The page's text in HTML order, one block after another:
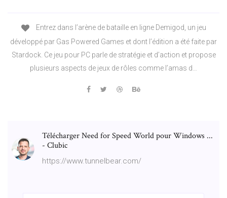
Entrez dans l’arène de bataille en ligne Demigod, un jeu
développé par Gas Powered Games et dont l’édition a été faite par
Stardock. Ce jeu pour PC parle de stratégie et d’action et propose
plusieurs aspects de jeux de rôles comme l’amas d…
Télécharger Need for Speed World pour Windows ...
- Clubic
https://www.tunnelbear.com/